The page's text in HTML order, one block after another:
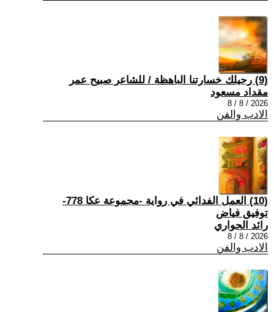
(9) رحيلك خسارتنا الباهظة / للشاعر صبيح عمر
مقداد مسعود
2026 / 8 / 8
الادب والفن
(10) العمل الفدائي في رواية -مجموعة عكا 778-
توفيق فياض
رائد الحواري
2026 / 8 / 8
الادب والفن